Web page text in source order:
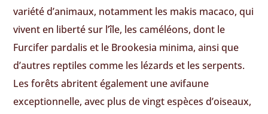
variété d’animaux, notamment les makis macaco, qui
vivent en liberté sur l’île, les caméléons, dont le
Furcifer pardalis et le Brookesia minima, ainsi que
d’autres reptiles comme les lézards et les serpents.
Les forêts abritent également une avifaune
exceptionnelle, avec plus de vingt espèces d’oiseaux,